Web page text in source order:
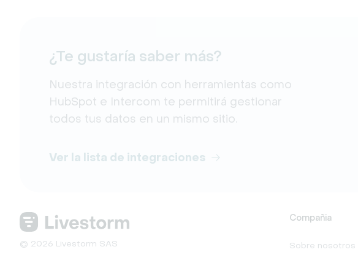
¿Te gustaría saber más?
Nuestra integración con herramientas como
HubSpot e Intercom te permitirá gestionar
todos tus datos en un mismo sitio.
Ver la lista de integraciones
© 2026 Livestorm SAS
Compañia
Sobre nosotros